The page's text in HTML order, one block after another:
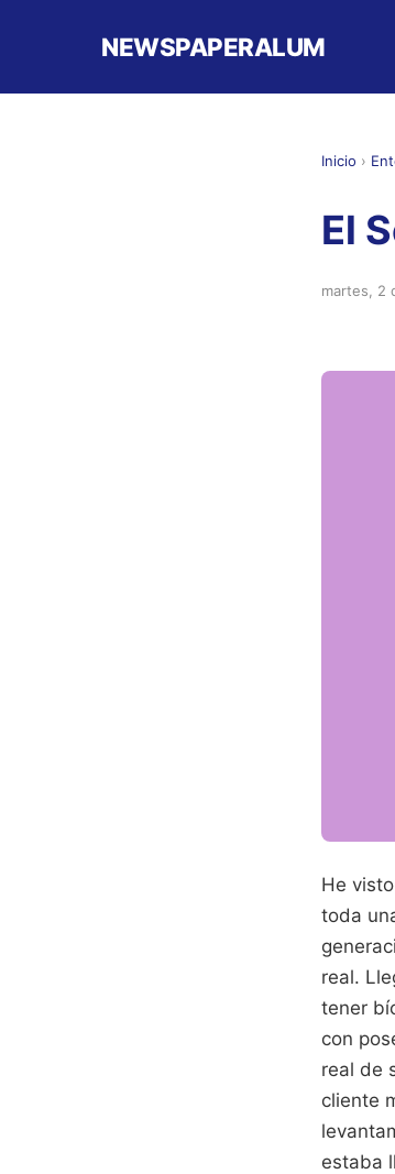
NEWSPAPERALUM
Inicio ›
El
martes, 2
He
toda
real.
tener
con
real de
cliente
estaba